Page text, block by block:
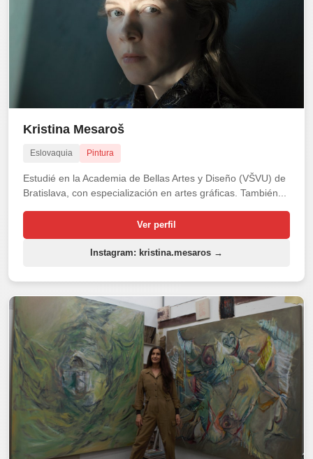
Kristina Mesaroš
Eslovaquia Pintura
Estudié en la Academia de Bellas Artes y Diseño (VŠVU) de
Bratislava, con especialización en artes gráficas. También...
Ver perfil
Instagram: kristina.mesaros →